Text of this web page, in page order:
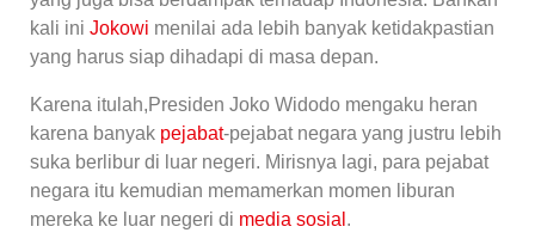
kali ini Jokowi menilai ada lebih banyak ketidakpastian
yang harus siap dihadapi di masa depan.
Karena itulah,Presiden Joko Widodo mengaku heran
karena banyak pejabat-pejabat negara yang justru lebih
suka berlibur di luar negeri. Mirisnya lagi, para pejabat
negara itu kemudian memamerkan momen liburan
mereka ke luar negeri di media sosial .